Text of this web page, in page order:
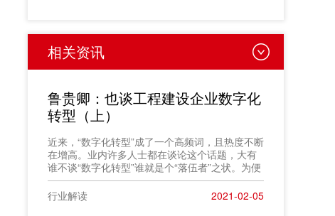
相关资讯
鲁贵卿：也谈工程建设企业数字化
转型（上）
近来，“数字化转型”成了一个高频词，且热度不断
在增高。业内许多人士都在谈论这个话题，大有
谁不谈“数字化转型”谁就是个“落伍者”之状。为便
于在相同语境下讨论问题，今天我也凑个热闹，
以“数字化转型”为题，谈一点粗浅认识，就教于同
行。
行业解读 2021-02-05